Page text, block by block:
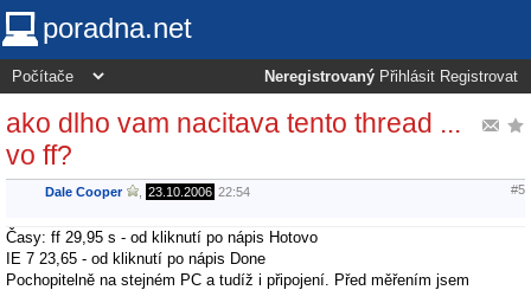
poradna.net
Neregistrovaný Přihlásit Registrovat
ako dlho vam nacitava tento thread ...
vo ff?
Dale Cooper 23.10.2006 22:54 #5
Časy: ff 29,95 s - od kliknutí po nápis Hotovo
IE 7 23,65 - od kliknutí po nápis Done
Pochopitelně na stejném PC a tudíž i připojení. Před měřením jsem